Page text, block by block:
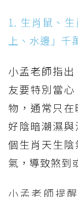
1. 生肖鼠、
上、水邊」千
小孟老師指
友要特別當
物，通常只
好陰暗潮濕
個生肖天生
氣，導致煞到
小孟老師提